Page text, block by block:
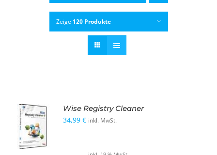
Hörbücher
Zeige 120 Produkte
IN DEN
WARENKORB
Wise Registry Cleaner
34,99€ inkl. MwSt.